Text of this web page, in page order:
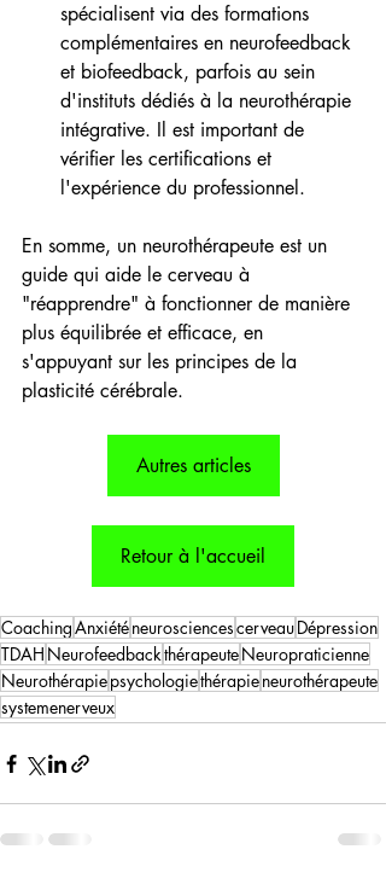
spécialisent via des formations
complémentaires en neurofeedback
et biofeedback, parfois au sein
d'instituts dédiés à la neurothérapie
intégrative. Il est important de
vérifier les certifications et
l'expérience du professionnel.
En somme, un neurothérapeute est un
guide qui aide le cerveau à
"réapprendre" à fonctionner de manière
plus équilibrée et efficace, en
s'appuyant sur les principes de la
plasticité cérébrale.
Autres articles
Retour à l'accueil
CoachingAnxiéténeurosciencescerveauDépression
TDAH NeurofeedbackthérapeuteNeuropraticienne
Neurothérapiepsychologiethérapieneurothérapeute
systemenerveux